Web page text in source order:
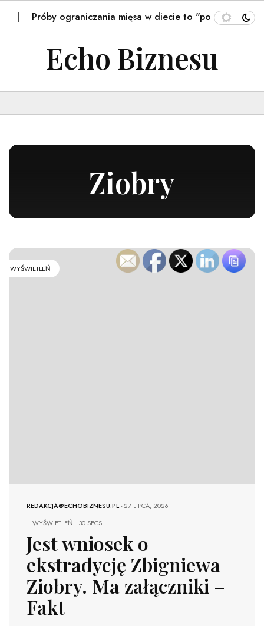
ograniczania mięsa w diecie to "pozbawianie
Echo Biznesu
Ziobry
WYŚWIETLEŃ
REDAKCJA@ECHOBIZNESU.PL-27 LIPCA, 2026
WYŚWIETLEŃ
30 SECS
Jest wniosek o
ekstradycję Zbigniewa
Ziobry. Ma załączniki –
Fakt